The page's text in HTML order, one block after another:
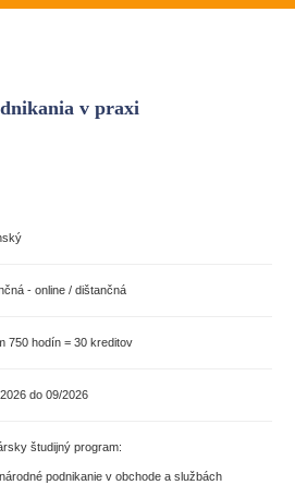
v praxi
- online / dištančná
750 hodín = 30 kreditov
do 09/2026
študijný program:
podnikanie v obchode a službách